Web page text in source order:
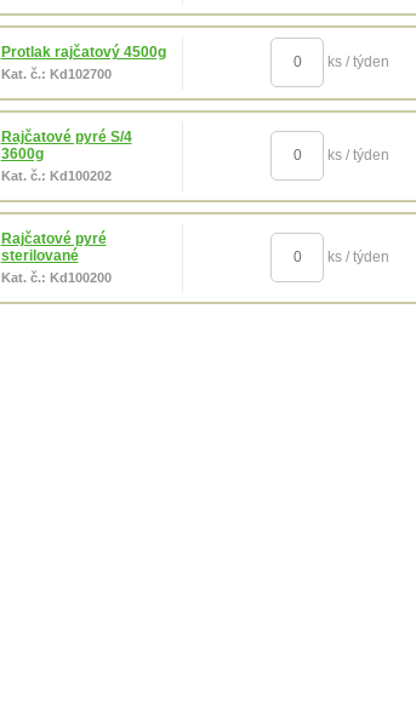
Protlak rajčatový 4500g
Kat. č.: Kd102700
ks / týden
Rajčatové pyré S/4
3600g
Kat. č.: Kd100202
ks / týden
Rajčatové pyré
sterilované
Kat. č.: Kd100200
ks / týden